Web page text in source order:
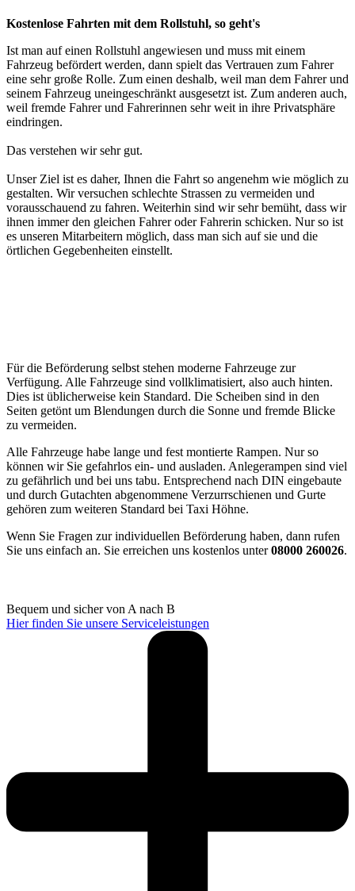
Kostenlose Fahrten mit dem Rollstuhl, so geht's
Ist man auf einen Rollstuhl angewiesen und muss mit einem
Fahrzeug befördert werden, dann spielt das Vertrauen zum Fahrer
eine sehr große Rolle. Zum einen deshalb, weil man dem Fahrer und
seinem Fahrzeug uneingeschränkt ausgesetzt ist. Zum anderen auch,
weil fremde Fahrer und Fahrerinnen sehr weit in ihre Privatsphäre
eindringen.
Das verstehen wir sehr gut.
Unser Ziel ist es daher, Ihnen die Fahrt so angenehm wie möglich zu
gestalten. Wir versuchen schlechte Strassen zu vermeiden und
vorausschauend zu fahren. Weiterhin sind wir sehr bemüht, dass wir
ihnen immer den gleichen Fahrer oder Fahrerin schicken. Nur so ist
es unseren Mitarbeitern möglich, dass man sich auf sie und die
örtlichen Gegebenheiten einstellt.
Für die Beförderung selbst stehen moderne Fahrzeuge zur
Verfügung. Alle Fahrzeuge sind vollklimatisiert, also auch hinten.
Dies ist üblicherweise kein Standard. Die Scheiben sind in den
Seiten getönt um Blendungen durch die Sonne und fremde Blicke
zu vermeiden.
Alle Fahrzeuge habe lange und fest montierte Rampen. Nur so
können wir Sie gefahrlos ein- und ausladen. Anlegerampen sind viel
zu gefährlich und bei uns tabu. Entsprechend nach DIN eingebaute
und durch Gutachten abgenommene Verzurrschienen und Gurte
gehören zum weiteren Standard bei Taxi Höhne.
Wenn Sie Fragen zur individuellen Beförderung haben, dann rufen
Sie uns einfach an. Sie erreichen uns kostenlos unter08000 260026.
Bequem und sicher von A nach B
Hier finden Sie unsere Serviceleistungen